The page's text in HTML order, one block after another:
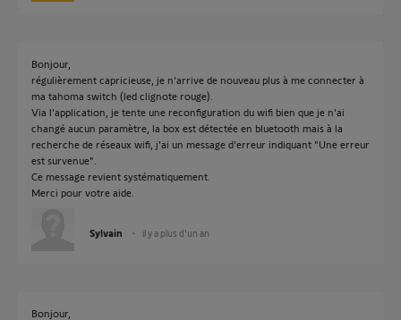
Bonjour,
régulièrement capricieuse, je n'arrive de nouveau plus à me connecter à
ma tahoma switch (led clignote rouge).
Via l'application, je tente une reconfiguration du wifi bien que je n'ai
changé aucun paramètre, la box est détectée en bluetooth mais à la
recherche de réseaux wifi, j'ai un message d'erreur indiquant "Une erreur
est survenue".
Ce message revient systématiquement.
Merci pour votre aide.
Sylvain il y a plus d'un an
Bonjour,